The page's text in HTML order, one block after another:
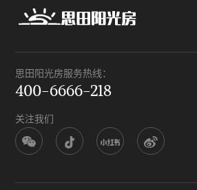
思田阳光房服务热线：
400-6666-218
关注我们